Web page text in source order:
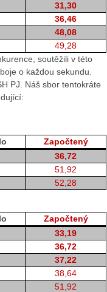
31,30
36,46
48,08
49,28
soutěžili v této
o každou sekundu.
PJ. Náš sbor tentokráte
Započtený
36,72
51,92
52,28
Započtený
33,19
36,72
37,22
38,64
51,92